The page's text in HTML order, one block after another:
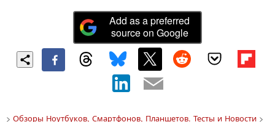
Add as a preferred
source on Google
> Обзоры Ноутбуков, Смартфонов, Планшетов. Тесты и Новости>